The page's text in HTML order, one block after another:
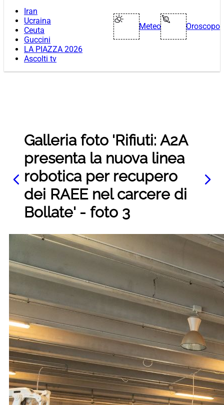
Iran
Ucraina
Ceuta
Guccini
LA PIAZZA 2026
Ascolti tv
Meteo Oroscopo
Galleria foto 'Rifiuti: A2A
presenta la nuova linea
robotica per recupero
dei RAEE nel carcere di
Bollate' - foto 3